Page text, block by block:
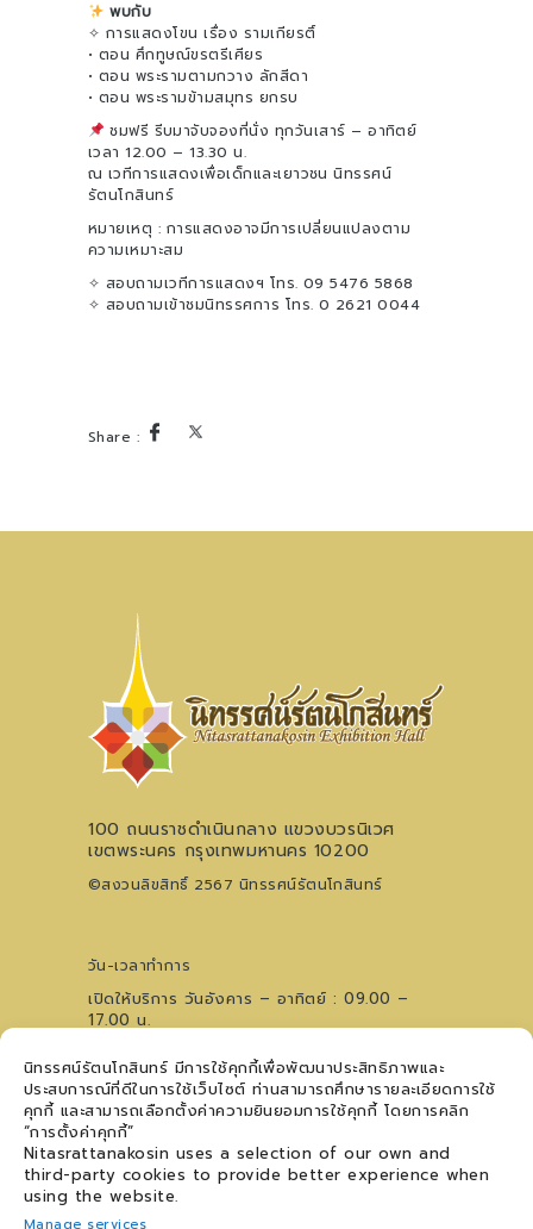
นิทรรศน์รัตนโกสินทร์ มีการใช้คุกกี้เพื่อพัฒนาประสิทธิภาพและ
ประสบการณ์ที่ดีในการใช้เว็บไซต์ ท่านสามารถศึกษารายละเอียดการใช้
คุกกี้ และสามารถเลือกตั้งค่าความยินยอมการใช้คุกกี้ โดยการคลิก
“การตั้งค่าคุกกี้”
Nitasrattanakosin uses a selection of our own and
third-party cookies to provide better experience when
using the website.
Manage services
พบกับ
✧ การแสดงโขน เรื่อง รามเกียรติ์
• ตอน ศึกทูษณ์ขรตรีเศียร
• ตอน พระรามตามกวาง ลักสีดา
• ตอน พระรามข้ามสมุทร ยกรบ
ชมฟรี รีบมาจับจองที่นั่ง ทุกวันเสาร์ – อาทิตย์
เวลา 12.00 – 13.30 น.
ณ เวทีการแสดงเพื่อเด็กและเยาวชน นิทรรศน์
รัตนโกสินทร์
หมายเหตุ : การแสดงอาจมีการเปลี่ยนแปลงตาม
ความเหมาะสม
✧ สอบถามเวทีการแสดงฯ โทร. 09 5476 5868
✧ สอบถามเข้าชมนิทรรศการ โทร. 0 2621 0044
100 ถนนราชดำเนินกลาง แขวงบวรนิเวศ
เขตพระนคร กรุงเทพมหานคร 10200
©สงวนลิขสิทธิ์ 2567 นิทรรศน์รัตนโกสินทร์
วัน-เวลาทำการ
เปิดให้บริการ วันอังคาร – อาทิตย์ : 09.00 –
17.00 น.
โทรศัพท์0 2621 0044
สอบถามเวทีการแสดงฯ 09 5476 5868
ติดตามข่าวสาร